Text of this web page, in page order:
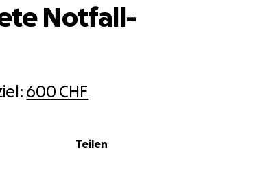
600 CHF
Teilen
Notfall-